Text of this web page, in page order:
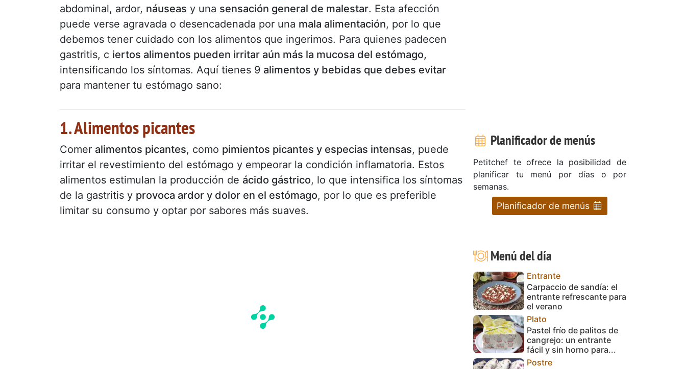
abdominal, ardor, náuseas y una sensación general de malestar. Esta afección
puede verse agravada o desencadenada por una mala alimentación, por lo que
debemos tener cuidado con los alimentos que ingerimos. Para quienes padecen
gastritis, c iertos alimentos pueden irritar aún más la mucosa del estómago,
intensificando los síntomas. Aquí tienes 9 alimentos y bebidas que debes evitar
para mantener tu estómago sano:
1. Alimentos picantes
Comer alimentos picantes, como pimientos picantes y especias intensas, puede
irritar el revestimiento del estómago y empeorar la condición inflamatoria. Estos
alimentos estimulan la producción de ácido gástrico, lo que intensifica los síntomas
de la gastritis y provoca ardor y dolor en el estómago, por lo que es preferible
limitar su consumo y optar por sabores más suaves.
Planificador de menús
Petitchef te ofrece la posibilidad de
planificar tu menú por días o por
semanas.
Planificador de menús
Menú del día
Entrante
Carpaccio de sandía: el
entrante refrescante para
el verano
Plato
Pastel frío de palitos de
cangrejo: un entrante
fácil y sin horno para...
Postre